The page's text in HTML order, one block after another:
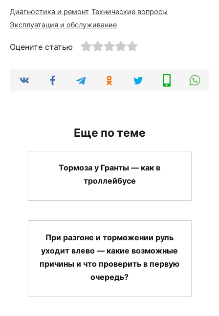
Диагностика и ремонт Технические вопросы
Эксплуатация и обслуживание
Оцените статью
Еще по теме
Тормоза у Гранты — как в
троллейбусе
При разгоне и торможении руль
уходит влево — какие возможные
причины и что проверить в первую
очередь?